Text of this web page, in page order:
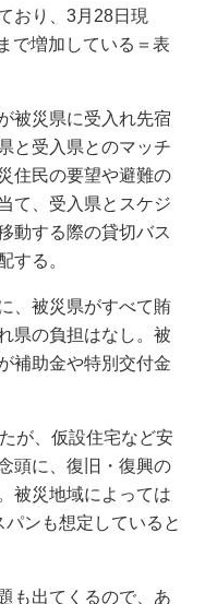
おり、3月28日現
で増加している＝表
被災県に受入れ先宿
と受入県とのマッチ
住民の要望や避難の
て、受入県とスケジ
動する際の貸切バス
する。
、被災県がすべて賄
県の負担はなし。被
補助金や特別交付金
が、仮設住宅など安
頭に、復旧・復興の
被災地域によっては
ンも想定していると
も出てくるので、あ